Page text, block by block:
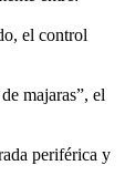
el control
majaras”, el
periférica y